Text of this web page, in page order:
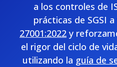
a los controles de
prácticas de SGSI
27001:2022 y
el rigor del ciclo de
utilizando la guía de